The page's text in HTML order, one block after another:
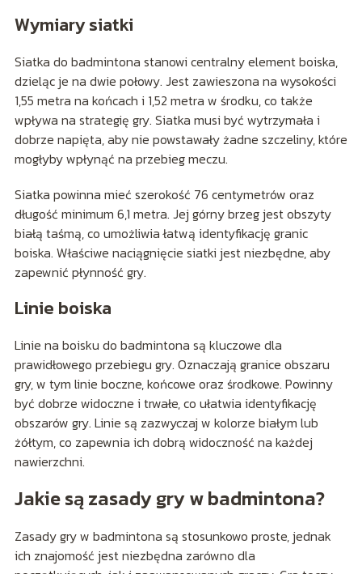
Wymiary siatki
Siatka do badmintona stanowi centralny element boiska,
dzieląc je na dwie połowy. Jest zawieszona na wysokości
1,55 metra na końcach i 1,52 metra w środku, co także
wpływa na strategię gry. Siatka musi być wytrzymała i
dobrze napięta, aby nie powstawały żadne szczeliny, które
mogłyby wpłynąć na przebieg meczu.
Siatka powinna mieć szerokość 76 centymetrów oraz
długość minimum 6,1 metra. Jej górny brzeg jest obszyty
białą taśmą, co umożliwia łatwą identyfikację granic
boiska. Właściwe naciągnięcie siatki jest niezbędne, aby
zapewnić płynność gry.
Linie boiska
Linie na boisku do badmintona są kluczowe dla
prawidłowego przebiegu gry. Oznaczają granice obszaru
gry, w tym linie boczne, końcowe oraz środkowe. Powinny
być dobrze widoczne i trwałe, co ułatwia identyfikację
obszarów gry. Linie są zazwyczaj w kolorze białym lub
żółtym, co zapewnia ich dobrą widoczność na każdej
nawierzchni.
Jakie są zasady gry w badmintona?
Zasady gry w badmintona są stosunkowo proste, jednak
ich znajomość jest niezbędna zarówno dla